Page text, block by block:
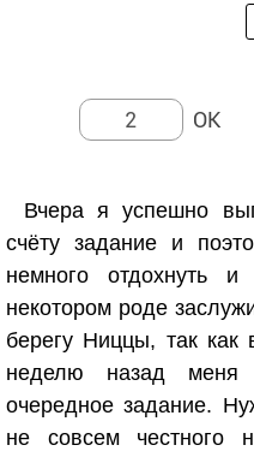
Вчера я успешно
счёту задание и
немного отдохнуть
некотором роде
берегу Ниццы, так как
неделю назад
очередное задание.
не совсем честного